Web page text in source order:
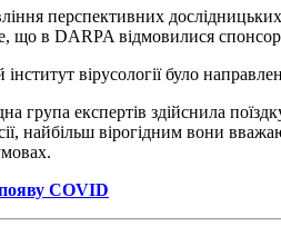
перспективних
що в DARPA відмовилися
вірусології було
група експертів здійснила
найбільш вірогідним вони
COVID